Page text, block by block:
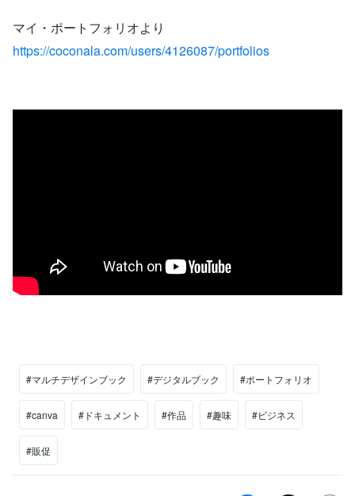
マイ・ポートフォリオより
https://coconala.com/users/4126087/portfolios
#マルチデザインブック #デジタルブック #ポートフォリオ
#canva #ドキュメント #作品 #趣味 #ビジネス
#販促